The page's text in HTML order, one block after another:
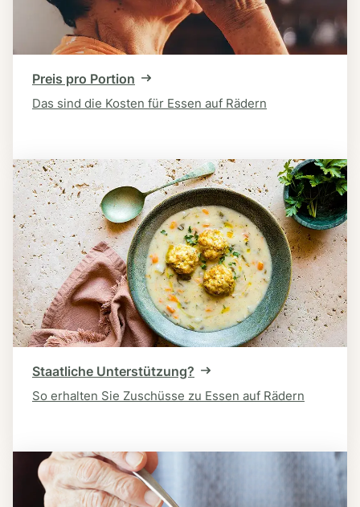
Preis pro Portion
Das sind die Kosten für Essen auf Rädern
Staatliche Unterstützung?
So erhalten Sie Zuschüsse zu Essen auf Rädern